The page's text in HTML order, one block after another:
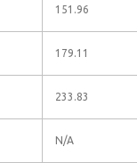
151.96
179.11
233.83
N/A